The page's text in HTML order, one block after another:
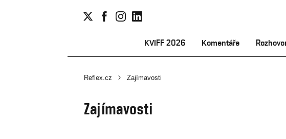
KVIFF 2026 Komentáře
Reflex.cz Zajímavosti
Zajímavosti